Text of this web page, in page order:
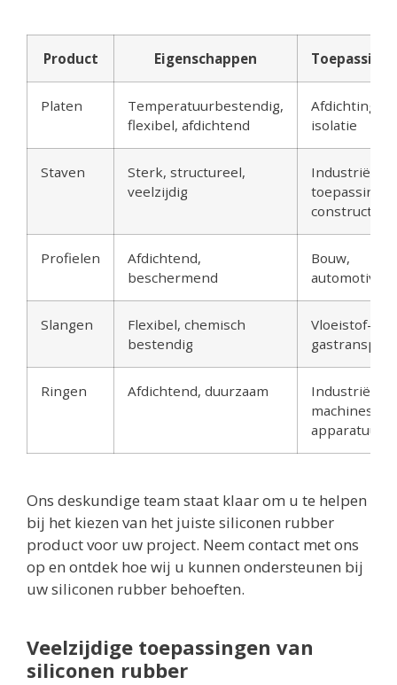
Product Eigenschappen
Platen
Temperatuurbestendig,
flexibel, afdichtend
Afdichtingen,
isolatie
Staven
Sterk, structureel,
veelzijdig
Industriële
constructie
Profielen
Afdichtend,
beschermend
Bouw,
automotive
Slangen
Flexibel, chemisch
bestendig
Vloeistof- en
gastransport
Ringen Afdichtend, duurzaam
Industriële
machines,
apparatuur
Ons deskundige team staat klaar om u te helpen
bij het kiezen van het juiste siliconen rubber
product voor uw project. Neem contact met ons
op en ontdek hoe wij u kunnen ondersteunen bij
uw siliconen rubber behoeften.
Veelzijdige toepassingen van
siliconen rubber